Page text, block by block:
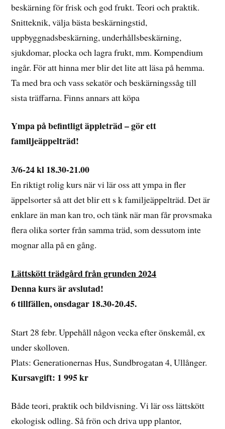
beskärning för frisk och god frukt. Teori och praktik.
Snitteknik, välja bästa beskärningstid,
uppbyggnadsbeskärning, underhållsbeskärning,
sjukdomar, plocka och lagra frukt, mm. Kompendium
ingår. För att hinna mer blir det lite att läsa på hemma.
Ta med bra och vass sekatör och beskärningssåg till
sista träffarna. Finns annars att köpa
Ympa på befintligt äppleträd – gör ett
familjeäppelträd!
3/6-24 kl 18.30-21.00
En riktigt rolig kurs när vi lär oss att ympa in fler
äppelsorter så att det blir ett s k familjeäppelträd. Det är
enklare än man kan tro, och tänk när man får provsmaka
flera olika sorter från samma träd, som dessutom inte
mognar alla på en gång.
Lättskött trädgård från grunden 2024
Denna kurs är avslutad!
6 tillfällen, onsdagar 18.30-20.45.
Start 28 febr. Uppehåll någon vecka efter önskemål, ex
under skolloven.
Plats: Generationernas Hus, Sundbrogatan 4, Ullånger.
Kursavgift: 1 995 kr
Både teori, praktik och bildvisning. Vi lär oss lättskött
ekologisk odling. Så frön och driva upp plantor,